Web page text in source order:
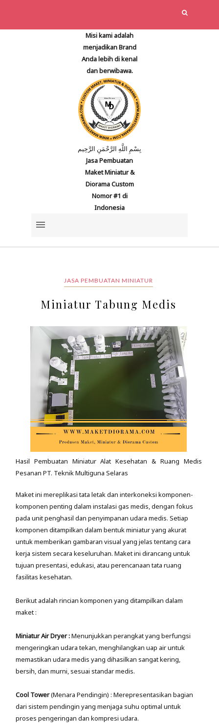
Misi kami adalah
menjadikan Brand
Anda lebih di kenal
dan berwibawa.
بِسْمِ اللَّهِ الرَّحْمَنِ الرَّحِيم
Jasa Pembuatan
Maket Miniatur &
Diorama Custom
Nomor #1 di
Indonesia
JASA PEMBUATAN MINIATUR
Miniatur Tabung Medis
Hasil Pembuatan Miniatur Alat Kesehatan & Ruang Medis
Pesanan PT. Teknik Multiguna Selaras
Maket ini mereplikasi tata letak dan interkoneksi komponen-
komponen penting dalam instalasi gas medis, dengan fokus
pada unit penghasil dan penyimpanan udara medis. Setiap
komponen ditampilkan dalam bentuk miniatur yang akurat
untuk memberikan gambaran visual yang jelas tentang cara
kerja sistem secara keseluruhan. Maket ini dirancang untuk
tujuan presentasi, edukasi, atau perencanaan tata ruang
fasilitas kesehatan.
Berikut adalah rincian komponen yang ditampilkan dalam
maket :
Miniatur Air Dryer :Menunjukkan perangkat yang berfungsi
mengeringkan udara tekan, menghilangkan uap air untuk
memastikan udara medis yang dihasilkan sangat kering,
bersih, dan murni, sesuai standar medis.
Cool Tower(Menara Pendingin) : Merepresentasikan bagian
dari sistem pendingin yang menjaga suhu optimal untuk
proses pengeringan dan kompresi udara.